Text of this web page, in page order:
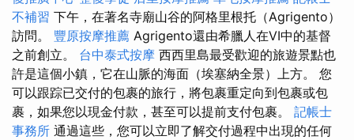
不補習 下午，在著名寺廟山谷的阿格里根托（Agrigento）
訪問。 豐原按摩推薦 Agrigento還由希臘人在VI中的基督
之前創立。 台中泰式按摩 西西里島最受歡迎的旅遊景點也
許是這個小鎮，它在山脈的海面（埃塞納全景）上方。 您
可以跟踪已交付的包裹的旅行，將包裹重定向到包裹或包
裹，如果您以現金付款，甚至可以提前支付包裹。 記帳士
事務所 通過這些，您可以立即了解交付過程中出現的任何